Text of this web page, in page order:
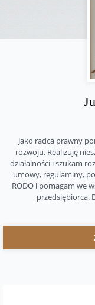
Jako radca prawny
rozwoju. Realizuję
działalności i szukam
umowy, regulaminy,
RODO i pomagam we
przedsiębiorca.